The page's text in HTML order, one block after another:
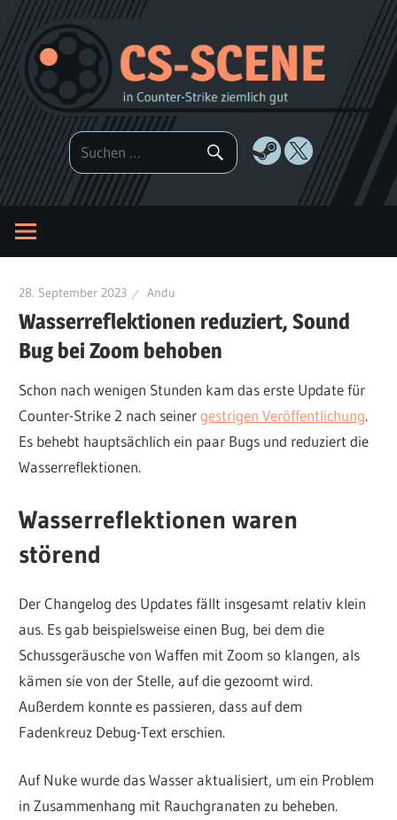
Zum
Inhalt
springen
28. September 2023 Andu
Wasserreflektionen reduziert, Sound
Bug bei Zoom behoben
Schon nach wenigen Stunden kam das erste Update für
Counter-Strike 2 nach seinergestrigen Veröffentlichung.
Es behebt hauptsächlich ein paar Bugs und reduziert die
Wasserreflektionen.
Wasserreflektionen waren
störend
Der Changelog des Updates fällt insgesamt relativ klein
aus. Es gab beispielsweise einen Bug, bei dem die
Schussgeräusche von Waffen mit Zoom so klangen, als
kämen sie von der Stelle, auf die gezoomt wird.
Außerdem konnte es passieren, dass auf dem
Fadenkreuz Debug-Text erschien.
Auf Nuke wurde das Wasser aktualisiert, um ein Problem
in Zusammenhang mit Rauchgranaten zu beheben.